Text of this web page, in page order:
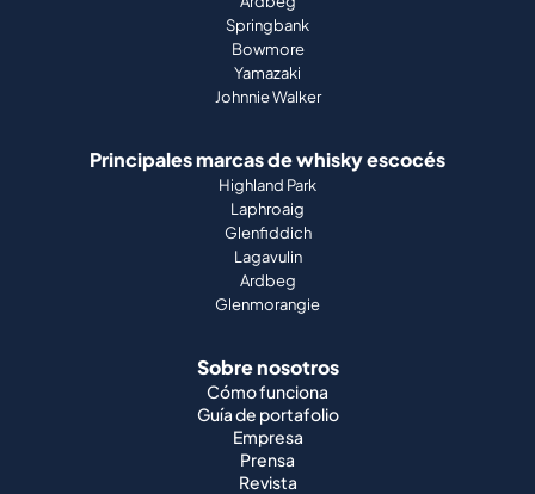
Springbank
Bowmore
Yamazaki
Johnnie Walker
Principales marcas de whisky escocés
Highland Park
Laphroaig
Glenfiddich
Lagavulin
Ardbeg
Glenmorangie
Sobre nosotros
Cómo funciona
Guía de portafolio
Empresa
Prensa
Revista